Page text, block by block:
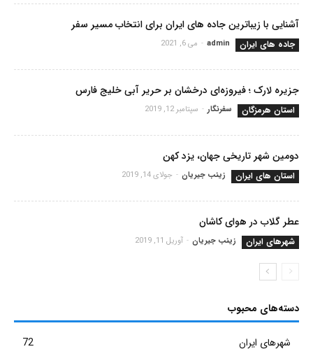
آشنایی با زیباترین جاده های ایران برای انتخاب مسیر سفر
جاده های ایران admin
- می 6, 2021
جزیره لارک ؛ فیروزه‌ای درخشان بر حریر آبی خلیج فارس
استان هرمزگان سفرنگار - سپتامبر 12, 2019
دومین شهر تاریخی جهان، یزد کهن
استان های ایران زینب جیریان - جولای 14, 2019
عطر گلاب در هوای کاشان
شهرهای ایران زینب جیریان - آوریل 11, 2019
دسته‌های محبوب
شهرهای ایران
72